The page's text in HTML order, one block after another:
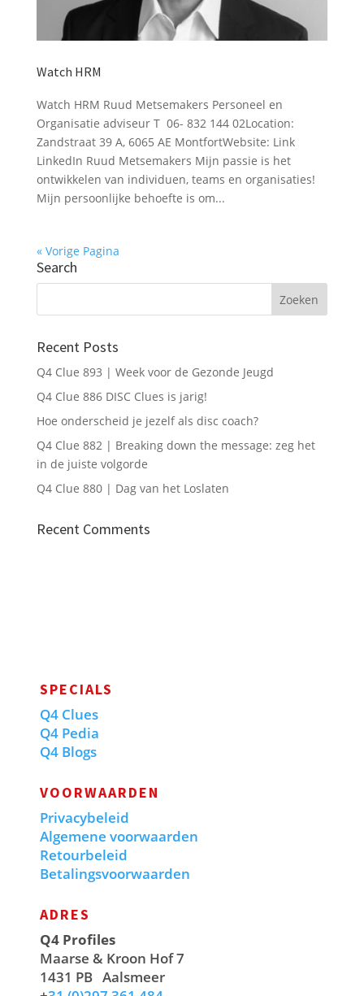
Watch HRM
Watch HRM Ruud Metsemakers Personeel en
Organisatie adviseur T 06- 832 144 02Location:
Zandstraat 39 A, 6065 AE MontfortWebsite: Link
LinkedIn Ruud Metsemakers Mijn passie is het
ontwikkelen van individuen, teams en organisaties!
Mijn persoonlijke behoefte is om...
« Vorige Pagina
Search
Recent Posts
Q4 Clue 893 | Week voor de Gezonde Jeugd
Q4 Clue 886 DISC Clues is jarig!
Hoe onderscheid je jezelf als disc coach?
Q4 Clue 882 | Breaking down the message: zeg het
in de juiste volgorde
Q4 Clue 880 | Dag van het Loslaten
Recent Comments
SPECIALS
Q4 Clues
Q4 Pedia
Q4 Blogs
VOORWAARDEN
Privacybeleid
Algemene voorwaarden
Retourbeleid
Betalingsvoorwaarden
ADRES
Q4 Profiles
Maarse & Kroon Hof 7
1431 PB Aalsmeer